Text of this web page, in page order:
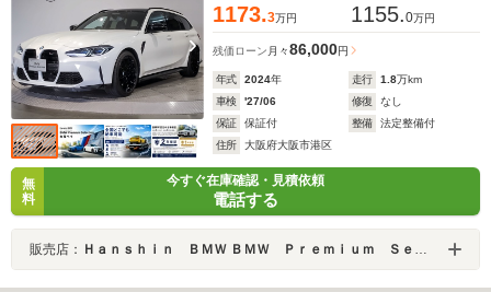
1173.3万円 1155.0万円
残価ローン 月々86,000円
年式 2024年 走行 1.8万km
車検
'27/06 修復
なし
保証
保証付 整備
法定整備付
住所
大阪府大阪市港区
無
料
今すぐ在庫確認・見積依頼
電話する
販売店： Ｈａｎｓｈｉｎ ＢＭＷ ＢＭＷ Ｐｒｅｍｉｕｍ Ｓｅｌｅｃｔｉｏｎ 大阪ベイ